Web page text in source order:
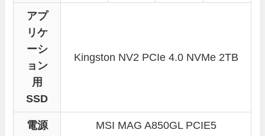
アプ
リケ
ーシ
ョン
用
SSD
Kingston NV2 PCIe 4.0 NVMe 2TB
電源 MSI MAG A850GL PCIE5